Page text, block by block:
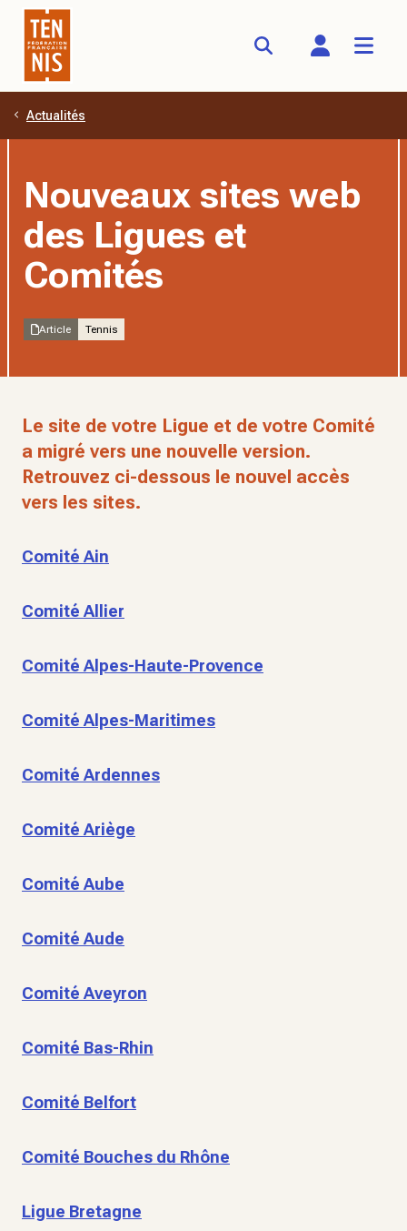
Aller au contenu principal
Actualités
Nouveaux sites web
des Ligues et
Comités
Article Tennis
Le site de votre Ligue et de votre Comité
a migré vers une nouvelle version.
Retrouvez ci-dessous le nouvel accès
vers les sites.
Comité Ain
Comité Allier
Comité Alpes-Haute-Provence
Comité Alpes-Maritimes
Comité Ardennes
Comité Ariège
Comité Aube
Comité Aude
Comité Aveyron
Comité Bas-Rhin
Comité Belfort
Comité Bouches du Rhône
Ligue Bretagne